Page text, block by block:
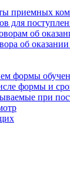
приемных
для
об
об
формы
формы и
при